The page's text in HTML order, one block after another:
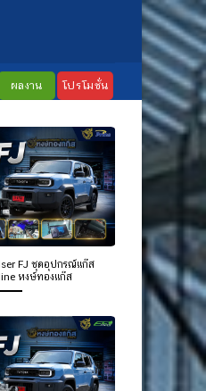
ผลงาน โปรโมชั่น
FJ ชุดอุปกรณ์แก๊ส
หงษ์ทองแก๊ส